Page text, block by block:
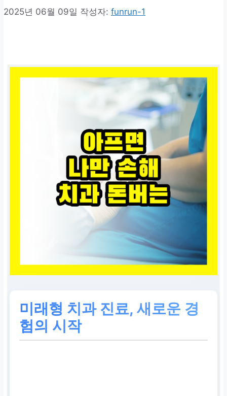
2025년 06월 09일 작성자: funrun-1
미래형 치과 진료, 새로운 경
험의 시작